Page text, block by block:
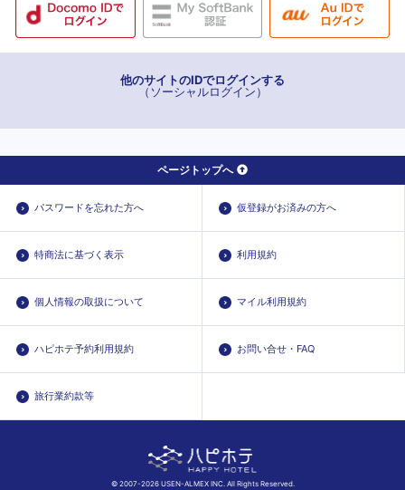
他のサイトのIDでログインする
（ソーシャルログイン）
ページトップへ
パスワードを忘れた方へ 仮登録がお済みの方へ
特商法に基づく表示 利用規約
個人情報の取扱について マイル利用規約
ハピホテ予約利用規約 お問い合せ・FAQ
旅行業約款等
© 2007-2026 USEN-ALMEX INC. All Rights Reserved.